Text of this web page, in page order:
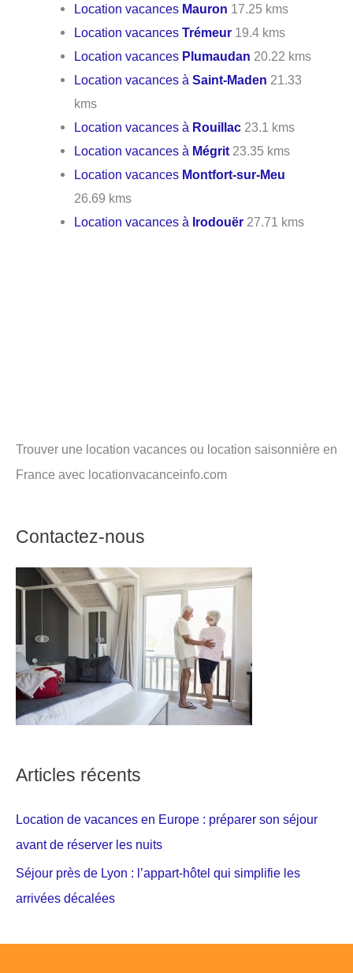
Location vacances Mauron 17.25 kms
Location vacancesTrémeur 19.4 kms
Location vacances Plumaudan 20.22 kms
Location vacances àSaint-Maden 21.33
kms
Location vacances à Rouillac 23.1 kms
Location vacances à Mégrit 23.35 kms
Location vacances Montfort-sur-Meu
26.69 kms
Location vacances à Irodouër 27.71 kms
Trouver une location vacances ou location saisonnière en
France avec locationvacanceinfo.com
Contactez-nous
Articles récents
Location de vacances en Europe : préparer son séjour
avant de réserver les nuits
Séjour près de Lyon : l’appart-hôtel qui simplifie les
arrivées décalées